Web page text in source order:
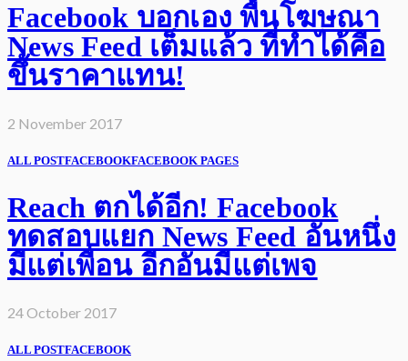
Facebook บอกเอง พื้นโฆษณา
News Feed เต็มแล้ว ที่ทำได้คือ
ขึ้นราคาแทน!
2 November 2017
ALL POSTFACEBOOKFACEBOOK PAGES
Reach ตกได้อีก! Facebook
ทดสอบแยก News Feed อันหนึ่ง
มีแต่เพื่อน อีกอันมีแต่เพจ
24 October 2017
ALL POSTFACEBOOK